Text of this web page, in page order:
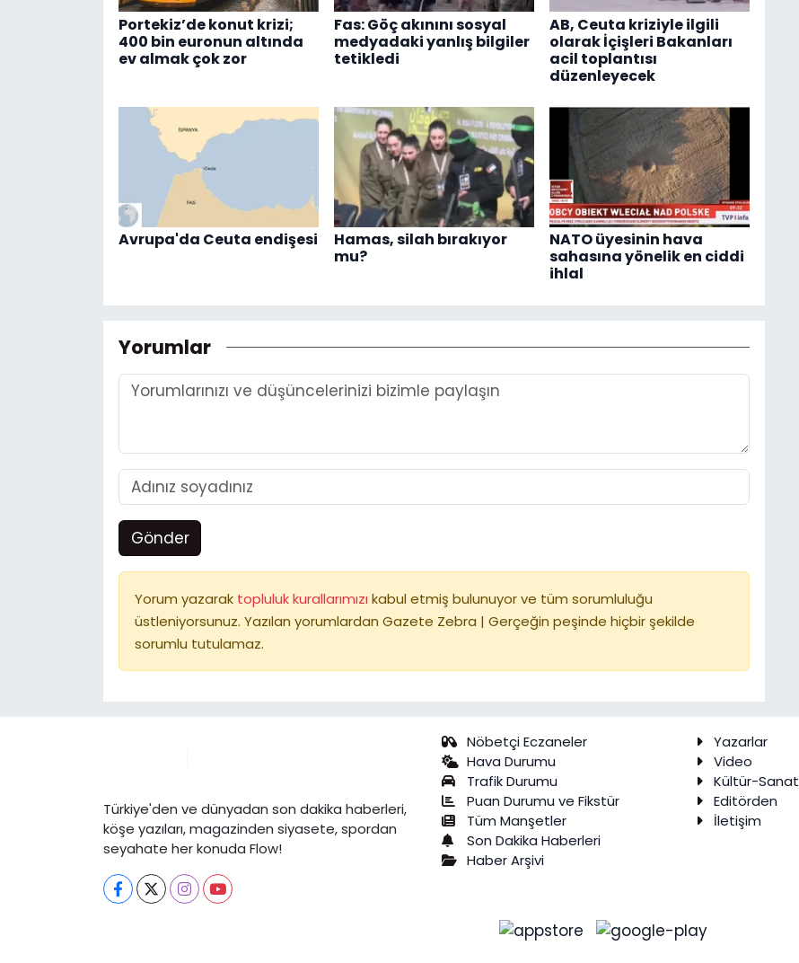
Portekiz’de konut krizi;
400 bin euronun altında
ev almak çok zor
Fas: Göç akınını sosyal
medyadaki yanlış bilgiler
tetikledi
AB, Ceuta kriziyle ilgili
olarak İçişleri Bakanları
acil toplantısı
düzenleyecek
Avrupa'da Ceuta endişesi
Hamas, silah bırakıyor
mu?
NATO üyesinin hava
sahasına yönelik en ciddi
ihlal
Yorumlar
Gönder
Yorum yazarak topluluk kurallarımızı kabul etmiş bulunuyor ve tüm sorumluluğu
üstleniyorsunuz. Yazılan yorumlardan Gazete Zebra | Gerçeğin peşinde hiçbir şekilde
sorumlu tutulamaz.
Türkiye'den ve dünyadan son dakika haberleri,
köşe yazıları, magazinden siyasete, spordan
seyahate her konuda Flow!
Nöbetçi Eczaneler
Hava Durumu
Trafik Durumu
Puan Durumu ve Fikstür
Tüm Manşetler
Son Dakika Haberleri
Haber Arşivi
Yazarlar
Video
Kültür-Sanat
Editörden
İletişim